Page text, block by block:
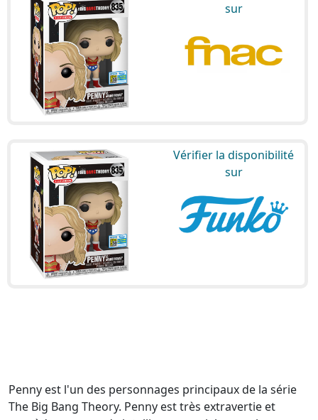
sur
Vérifier la disponibilité
sur
Penny est l'un des personnages principaux de la série
The Big Bang Theory. Penny est très extravertie et